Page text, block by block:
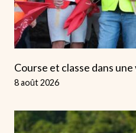
Course et classe dans
8 août 2026